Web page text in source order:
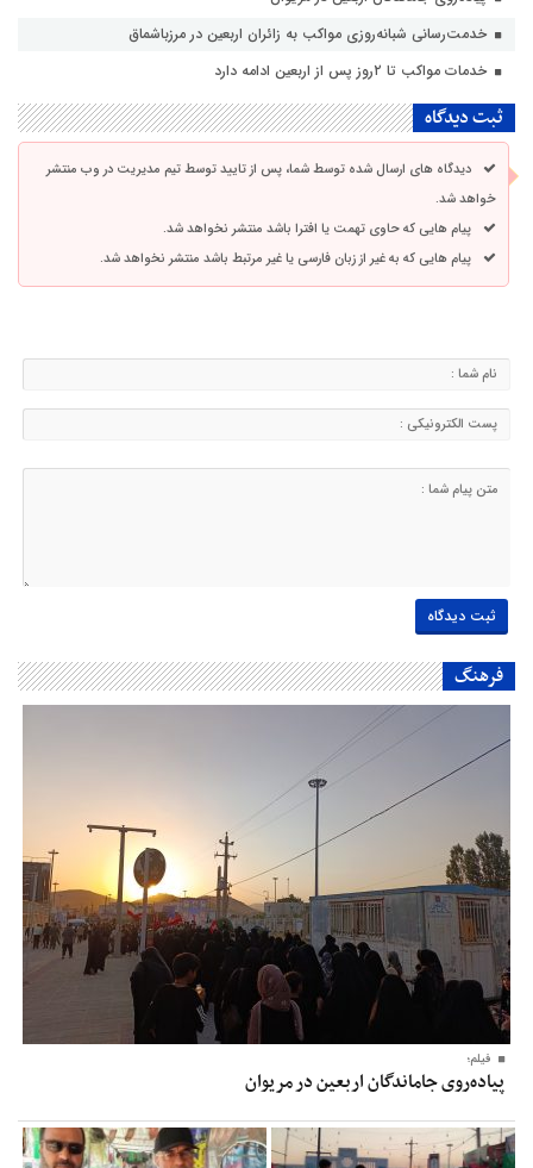
خدمت‌رسانی شبانه‌روزی مواکب به زائران اربعین در مرزباشماق
خدمات مواکب تا ۲روز پس از اربعین ادامه دارد
ثبت دیدگاه
دیدگاه های ارسال شده توسط شما، پس از تایید توسط تیم مدیریت در وب منتشر
خواهد شد.
پیام هایی که حاوی تهمت یا افترا باشد منتشر نخواهد شد.
پیام هایی که به غیر از زبان فارسی یا غیر مرتبط باشد منتشر نخواهد شد.
فرهنگ
فیلم؛
پیاده‌روی جاماندگان اربعین در مریوان